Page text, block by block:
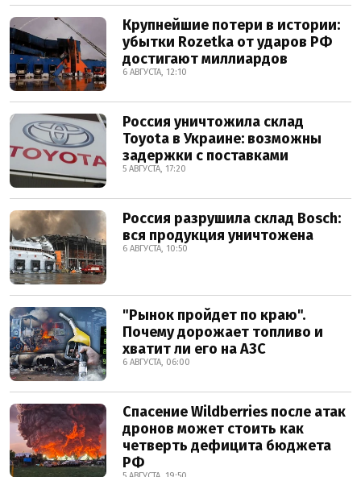
Крупнейшие потери в истории:
убытки Rozetka от ударов РФ
достигают миллиардов
6 АВГУСТА, 12:10
Россия уничтожила склад
Toyota в Украине: возможны
задержки с поставками
5 АВГУСТА, 17:20
Россия разрушила склад Bosch:
вся продукция уничтожена
6 АВГУСТА, 10:50
"Рынок пройдет по краю".
Почему дорожает топливо и
хватит ли его на АЗС
6 АВГУСТА, 06:00
Спасение Wildberries после атак
дронов может стоить как
четверть дефицита бюджета
РФ